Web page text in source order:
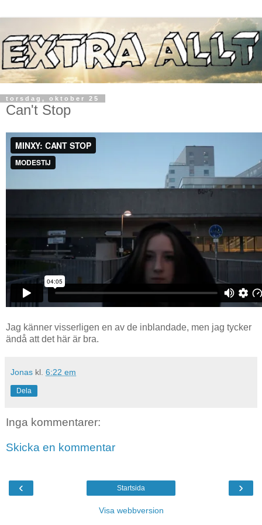
torsdag, oktober 25
Can't Stop
Jag känner visserligen en av de inblandade, men jag tycker
ändå att det här är bra.
Jonas kl. 6:22 em
Dela
Inga kommentarer:
Skicka en kommentar
‹ ›
Startsida
Visa webbversion